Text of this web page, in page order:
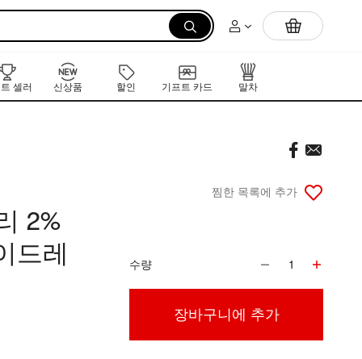
먼저 만나는 K-뷰티 신작 라인업
셀러
신상품 할인 기프트 카드 말차
2%
드레
찜한 목록에 추가
수량 1
장바구니에 추가